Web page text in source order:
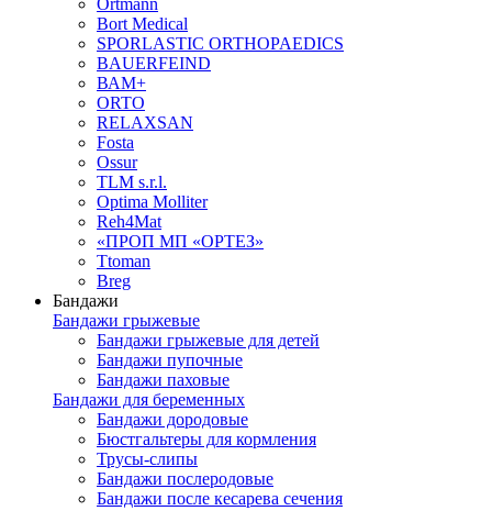
Ortmann
Bort Medical
SPORLASTIC ORTHOPAEDICS
BAUERFEIND
ВАМ+
ORTO
RELAXSAN
Fosta
Ossur
TLM s.r.l.
Optima Molliter
Reh4Mat
«ПРОП МП «ОРТЕЗ»
Ttoman
Breg
Бандажи
Бандажи грыжевые
Бандажи грыжевые для детей
Бандажи пупочные
Бандажи паховые
Бандажи для беременных
Бандажи дородовые
Бюстгальтеры для кормления
Трусы-слипы
Бандажи послеродовые
Бандажи после кесарева сечения